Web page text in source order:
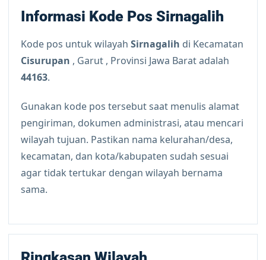
Informasi Kode Pos Sirnagalih
Kode pos untuk wilayah Sirnagalih di Kecamatan
Cisurupan , Garut , Provinsi Jawa Barat adalah
44163.
Gunakan kode pos tersebut saat menulis alamat
pengiriman, dokumen administrasi, atau mencari
wilayah tujuan. Pastikan nama kelurahan/desa,
kecamatan, dan kota/kabupaten sudah sesuai
agar tidak tertukar dengan wilayah bernama
sama.